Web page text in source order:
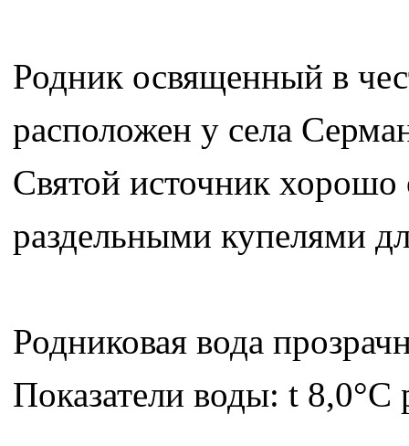
Родник освященный в
расположен у села
Святой источник хорошо
раздельными купелями
Родниковая вода
Показатели воды: t